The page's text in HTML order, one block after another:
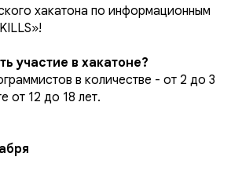
хакатона по информационным
участие в хакатоне?
в количестве - от 2 до 3
от 12 до 18 лет.